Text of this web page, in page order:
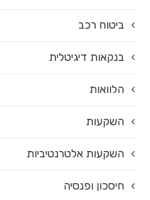
ביטוח רכב
בנקאות דיגיטלית
הלוואות
השקעות
השקעות אלטרנטיביות
חיסכון ופנסיה